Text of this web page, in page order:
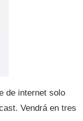
de internet solo
Vendrá en tres